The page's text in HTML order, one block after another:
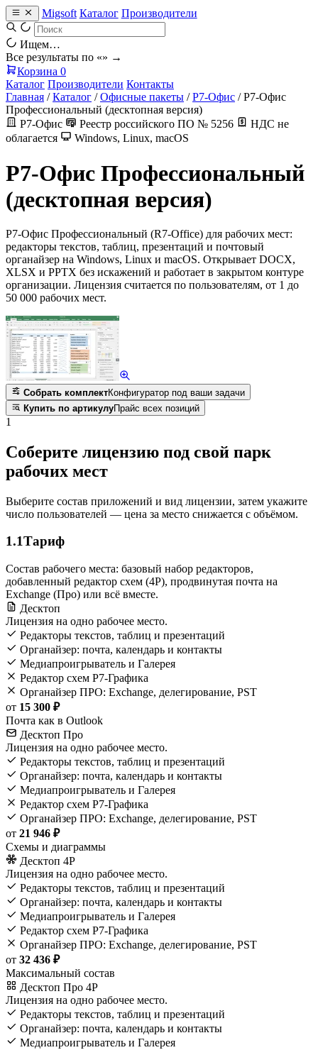
Migsoft Каталог Производители
Ищем…
Все результаты по «» →
Корзина 0
Каталог Производители Контакты
Главная / Каталог / Офисные пакеты / Р7-Офис / Р7-Офис
Профессиональный (десктопная версия)
Р7-Офис
Реестр российского ПО № 5256
НДС не
облагается
Windows, Linux, macOS
Р7-Офис Профессиональный
(десктопная версия)
Р7-Офис Профессиональный (R7-Office) для рабочих мест:
редакторы текстов, таблиц, презентаций и почтовый
органайзер на Windows, Linux и macOS. Открывает DOCX,
XLSX и PPTX без искажений и работает в закрытом контуре
организации. Лицензия считается по пользователям, от 1 до
50 000 рабочих мест.
Собрать комплектКонфигуратор под ваши задачи
Купить по артикулуПрайс всех позиций
1
Соберите лицензию под свой парк
рабочих мест
Выберите состав приложений и вид лицензии, затем укажите
число пользователей — цена за место снижается с объёмом.
1.1Тариф
Состав рабочего места: базовый набор редакторов,
добавленный редактор схем (4Р), продвинутая почта на
Exchange (Про) или всё вместе.
Десктоп
Лицензия на одно рабочее место.
Редакторы текстов, таблиц и презентаций
Органайзер: почта, календарь и контакты
Медиапроигрыватель и Галерея
Редактор схем Р7-Графика
Органайзер ПРО: Exchange, делегирование, PST
от 15 300 ₽
Почта как в Outlook
Десктоп Про
Лицензия на одно рабочее место.
Редакторы текстов, таблиц и презентаций
Органайзер: почта, календарь и контакты
Медиапроигрыватель и Галерея
Редактор схем Р7-Графика
Органайзер ПРО: Exchange, делегирование, PST
от 21 946 ₽
Схемы и диаграммы
Десктоп 4Р
Лицензия на одно рабочее место.
Редакторы текстов, таблиц и презентаций
Органайзер: почта, календарь и контакты
Медиапроигрыватель и Галерея
Редактор схем Р7-Графика
Органайзер ПРО: Exchange, делегирование, PST
от 32 436 ₽
Максимальный состав
Десктоп Про 4Р
Лицензия на одно рабочее место.
Редакторы текстов, таблиц и презентаций
Органайзер: почта, календарь и контакты
Медиапроигрыватель и Галерея